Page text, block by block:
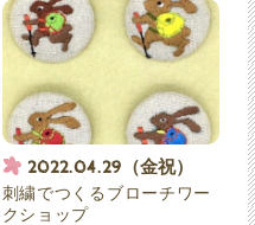
2022.04.29（金祝）
刺繍でつくるブローチワー
クショップ